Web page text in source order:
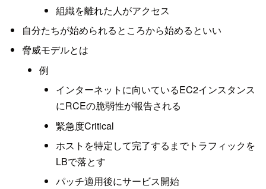
組織を離れた人がアクセス
自分たちが始められるところから始めるといい
脅威モデルとは
例
インターネットに向いているEC2インスタンス
にRCEの脆弱性が報告される
緊急度Critical
ホストを特定して完了するまでトラフィックを
LBで落とす
パッチ適用後にサービス開始